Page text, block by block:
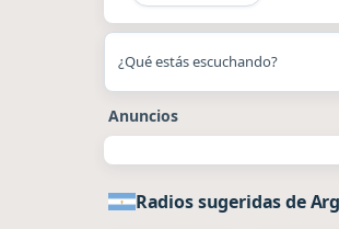
¿Qué estás escuchando?
Anuncios
Radios sugeridas de